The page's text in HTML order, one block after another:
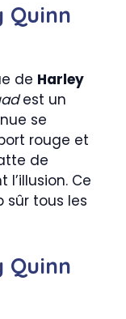
Quinn
de Harley
est un
se
rouge et
de
Ce
sûr tous les
Quinn